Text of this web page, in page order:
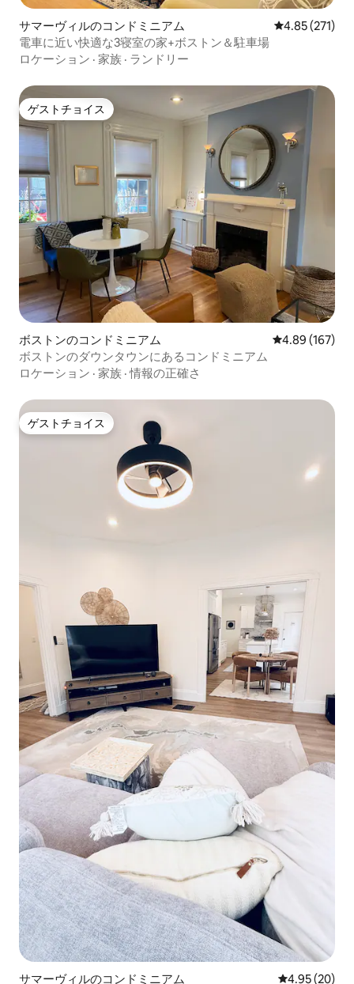
サマーヴィルのコンドミニアム レビュー271
4.85 (271)
電車に近い快適な3寝室の家+ボストン＆駐車場
ロケーション · 家族 · ランドリー
ゲストチョイス
ゲストチョイス
ボストンのコンドミニアム レビュー167
4.89 (167)
ボストンのダウンタウンにあるコンドミニアム
ロケーション · 家族 ·情報の正確さ
ゲストチョイス
ゲストチョイス
サマーヴィルのコンドミニアム レビュー20
4.95 (20)